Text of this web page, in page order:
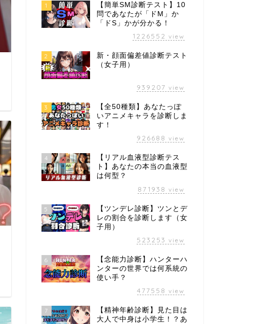
1
【簡単SM診断テスト】10
問であなたが「ドM」か
「ドS」かが分かる！
1226552 view
2
新・顔面偏差値診断テスト
（女子用）
939207 view
3
【全50種類】あなたっぽ
いアニメキャラを診断しま
す！
926688 view
4
【リアル血液型診断テス
ト】あなたの本当の血液型
は何型？
871938 view
5
【ツンデレ診断】ツンとデ
レの割合を診断します（女
子用）
523253 view
6
【念能力診断】ハンターハ
ンターの世界では何系統の
使い手？
477558 view
7
【精神年齢診断】見た目は
大人で中身は小学生！？あ